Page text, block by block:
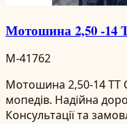
Мотошина 2,50 -14
M-41762
Мотошина 2,50-14 TT
мопедів. Надійна
Консультації та